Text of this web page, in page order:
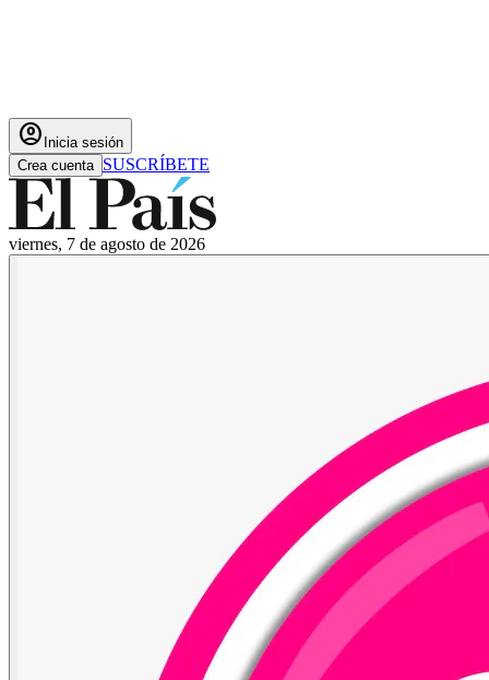
account_circle Inicia sesión
Crea cuenta SUSCRÍBETE
viernes, 7 de agosto de 2026